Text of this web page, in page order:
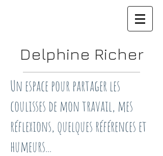
Delphine Richer
Un espace pour partager les
coulisses de mon travail, mes
réflexions, quelques références et
humeurs...